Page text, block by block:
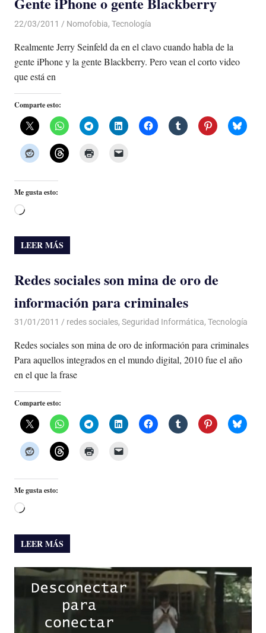
22/03/2011 Luis Castellanos
Nomofobia, Tecnología
Realmente Jerry Seinfeld da en el clavo cuando habla de la
gente iPhone y la gente Blackberry. Pero vean el corto video
que está en
Comparte esto:
Me gusta esto:
Cargando...
LEER MÁS
Redes sociales son mina de oro de
información para criminales
31/01/2011 Luis Castellanos
redes sociales, Seguridad Informática, Tecnología
Redes sociales son mina de oro de información para criminales
Para aquellos integrados en el mundo digital, 2010 fue el año
en el que la frase
Comparte esto:
Me gusta esto:
Cargando...
LEER MÁS